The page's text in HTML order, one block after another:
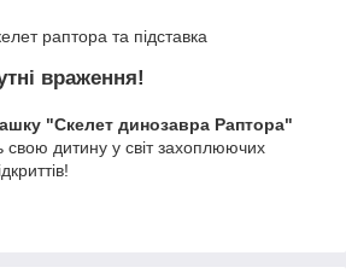
раптора та підставка
враження!
"Скелет динозавра Раптора"
свою дитину у світ захоплюючих